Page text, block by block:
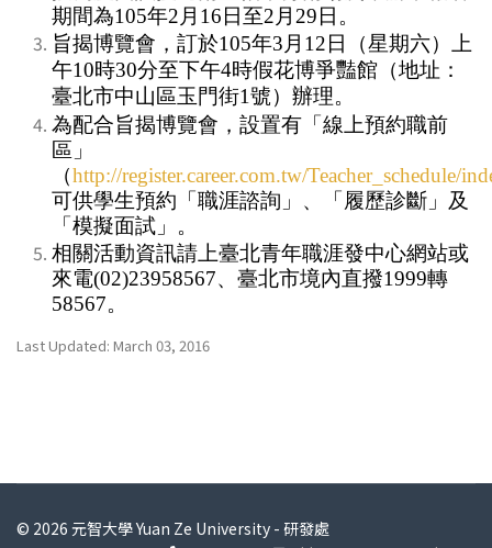
期間為105年2月16日至2月29日。
旨揭博覽會，訂於105年3月12日（星期六）上
午10時30分至下午4時假花博爭豔館（地址：
臺北市中山區玉門街1號）辦理。
為配合旨揭博覽會，設置有「線上預約職前
區」
（http://register.career.com.tw/Teacher_schedule/
可供學生預約「職涯諮詢」、「履歷診斷」及
「模擬面試」。
相關活動資訊請上臺北青年職涯發中心網站或
來電(02)23958567、臺北市境內直撥1999轉
58567。
Last Updated: March 03, 2016
© 2026 元智大學 Yuan Ze University - 研發處